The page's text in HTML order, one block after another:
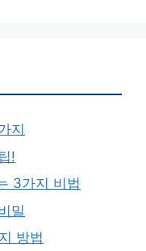
지
!
3가지 비법
밀
방법